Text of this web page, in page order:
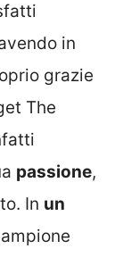
in
grazie
The
passione,
In un